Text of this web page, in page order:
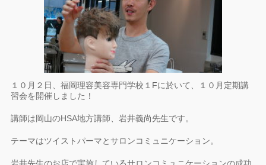
１０月２日、福岡理容美容専門学校１Fに於いて、１０月定期講
習会を開催しました！
講師は岡山のHSA地方講師、岩井義尚先生です。
テーマはツイストパーマとサロンコミュニケーション。